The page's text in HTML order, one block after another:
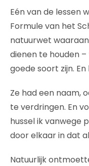
Eén van de lessen
Formule van het
natuurwet
dienen te houden
goede soort zijn.
Ze had een naam,
te verdringen. En
hussel ik vanwege
door elkaar in dat
Natuurlijk